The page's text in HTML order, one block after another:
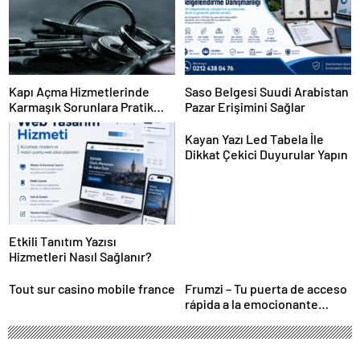
Kapı Açma Hizmetlerinde
Karmaşık Sorunlara Pratik
Çözümler
Saso Belgesi Suudi Arabistan
Pazar Erişimini Sağlar
Etkili Tanıtım Yazısı
Hizmetleri Nasıl Sağlanır?
Kayan Yazı Led Tabela İle
Dikkat Çekici Duyurular Yapın
Tout sur casino mobile france
Frumzi – Tu puerta de acceso
rápida a la emocionante